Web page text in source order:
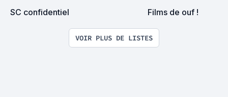
SC confidentiel Films de ouf !
VOIR PLUS DE LISTES